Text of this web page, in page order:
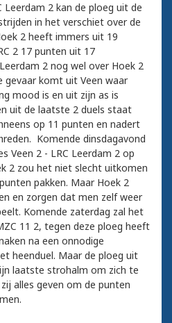
Leerdam 2 kan de ploeg uit de
in het verschiet over de
2 heeft immers uit 19
2 17 punten uit 17
2 nog wel over Hoek 2
komt uit Veen waar
mood is en uit zijn as is
uit de laatste 2 duels staat
op 11 punten en nadert
Komende dinsdagavond
Veen 2 - LRC Leerdam 2 op
2 zou het niet slecht uitkomen
pakken. Maar Hoek 2
en zorgen dat men zelf weer
Komende zaterdag zal het
11 2, tegen deze ploeg heeft
na een onnodige
heenduel. Maar de ploeg uit
laatste strohalm om zich te
alles geven om de punten